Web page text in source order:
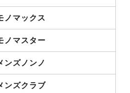
ノマックス
ノマスター
ンズノンノ
ンズクラブ